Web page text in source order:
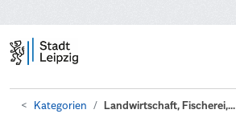
Kategorien Landwirtschaft, Fischerei,...